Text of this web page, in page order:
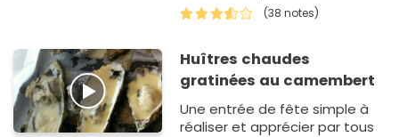
(38 notes)
Huîtres chaudes
gratinées au camembert
Une entrée de fête simple à
réaliser et apprécier par tous